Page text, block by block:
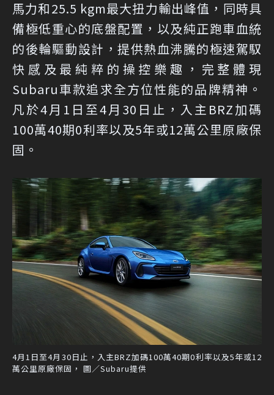
馬力和25.5 kgm最大扭力輸出峰值，同時具
備極低重心的底盤配置，以及純正跑車血統
的後輪驅動設計，提供熱血沸騰的極速駕馭
快感及最純粹的操控樂趣，完整體現
Subaru車款追求全方位性能的品牌精神。
凡於4月1日至4月30日止，入主BRZ加碼
100萬40期0利率以及5年或12萬公里原廠保
固。
4月1日至4月30日止，入主BRZ加碼100萬40期0利率以及5年或12
萬公里原廠保固， 圖／Subaru提供